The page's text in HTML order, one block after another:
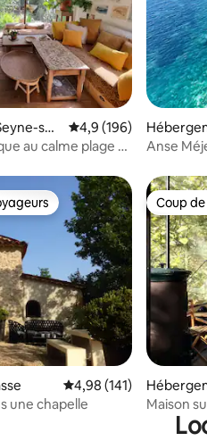
sur
Évaluation moyenne
4,9 (196)
au calme plage a
Anse
les plus appréciés
Évaluation moyenne
4,98 (141)
une chapelle
Coup
Coup
Maison